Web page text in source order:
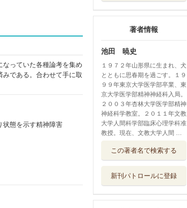
っていた各種論考を集め
である。合わせて手に取
態を示す精神障害
著者情報
池田 暁史
１９７２年山形県に生まれ、犬
とともに思春期を過ごす。１９
９９年東京大学医学部卒業、東
京大学医学部精神神経科入局。
２００３年杏林大学医学部精神
神経科学教室。２０１１年文教
大学人間科学部臨床心理学科准
教授。現在、文教大学人間 …
この著者名で検索する
新刊パトロールに登録
ョンと遊ぼう ...
精神分析のゆくえ
金剛出版